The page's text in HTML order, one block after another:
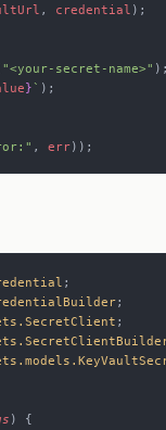
, credential );
"<your-secret-name>"
} ` );
, err));
;
;
;
)
{